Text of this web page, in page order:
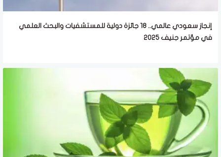
إنجاز سعودي عالمي.. 18 جائزة دولية للمستشفيات والبحث العلمي
في مؤتمر جنيف 2025